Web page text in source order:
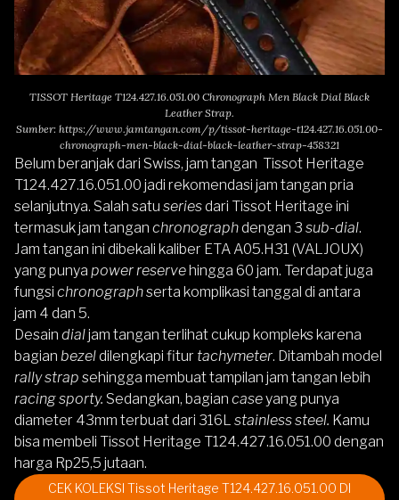
TISSOT Heritage T124.427.16.051.00 Chronograph Men Black Dial Black
Leather Strap.
Sumber: https://www.jamtangan.com/p/tissot-heritage-t124.427.16.051.00-
chronograph-men-black-dial-black-leather-strap-458321
Belum beranjak dari Swiss, jam tangan Tissot Heritage
T124.427.16.051.00 jadi rekomendasi jam tangan pria
selanjutnya. Salah satu seriesdari Tissot Heritage ini
termasuk jam tangan chronographdengan 3 sub-dial.
Jam tangan ini dibekali kaliber ETA A05.H31 (VALJOUX)
yang punya power reservehingga 60 jam. Terdapat juga
fungsi chronographserta komplikasi tanggal di antara
jam 4 dan 5.
Desain dialjam tangan terlihat cukup kompleks karena
bagian bezeldilengkapi fitur tachymeter. Ditambah model
rally strap sehingga membuat tampilan jam tangan lebih
racing sporty. Sedangkan, bagian caseyang punya
diameter 43mm terbuat dari 316L stainless steel. Kamu
bisa membeli Tissot Heritage T124.427.16.051.00 dengan
harga Rp25,5 jutaan.
CEK KOLEKSI Tissot Heritage T124.427.16.051.00 DI